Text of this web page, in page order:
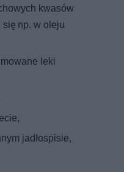
kwasów
się np. w oleju
leki
jadłospisie,